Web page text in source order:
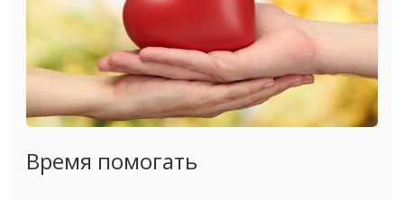
Время помогать